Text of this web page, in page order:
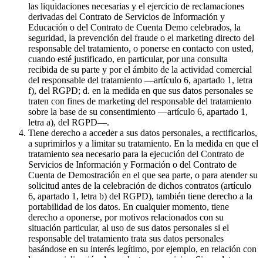
las liquidaciones necesarias y el ejercicio de reclamaciones
derivadas del Contrato de Servicios de Información y
Educación o del Contrato de Cuenta Demo celebrados, la
seguridad, la prevención del fraude o el marketing directo del
responsable del tratamiento, o ponerse en contacto con usted,
cuando esté justificado, en particular, por una consulta
recibida de su parte y por el ámbito de la actividad comercial
del responsable del tratamiento —artículo 6, apartado 1, letra
f), del RGPD; d. en la medida en que sus datos personales se
traten con fines de marketing del responsable del tratamiento
sobre la base de su consentimiento —artículo 6, apartado 1,
letra a), del RGPD—.
Tiene derecho a acceder a sus datos personales, a rectificarlos,
a suprimirlos y a limitar su tratamiento. En la medida en que el
tratamiento sea necesario para la ejecución del Contrato de
Servicios de Información y Formación o del Contrato de
Cuenta de Demostración en el que sea parte, o para atender su
solicitud antes de la celebración de dichos contratos (artículo
6, apartado 1, letra b) del RGPD), también tiene derecho a la
portabilidad de los datos. En cualquier momento, tiene
derecho a oponerse, por motivos relacionados con su
situación particular, al uso de sus datos personales si el
responsable del tratamiento trata sus datos personales
basándose en su interés legítimo, por ejemplo, en relación con